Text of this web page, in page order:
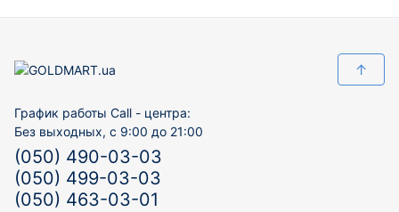
↑
График работы Call - центра:
Без выходных, с 9:00 до 21:00
(050) 490-03-03
(050) 499-03-03
(050) 463-03-01